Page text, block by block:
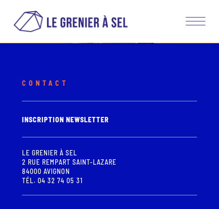
CONTACT
INSCRIPTION NEWSLETTER
LE GRENIER À SEL
2 RUE REMPART SAINT-LAZARE
84000 AVIGNON
TÉL. 04 32 74 05 31